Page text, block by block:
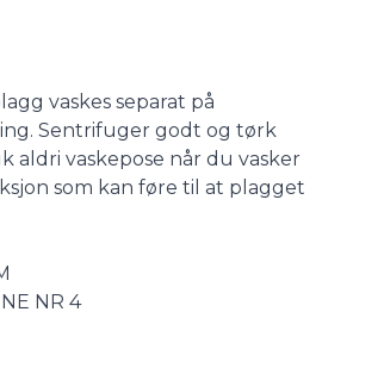
vaskes separat på
Sentrifuger godt og tørk
aldri vaskepose når du vasker
som kan føre til at plagget
NR 4